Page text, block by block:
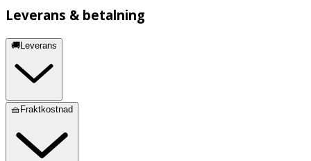
Leverans & betalning
🚚Leverans
🧺Fraktkostnad